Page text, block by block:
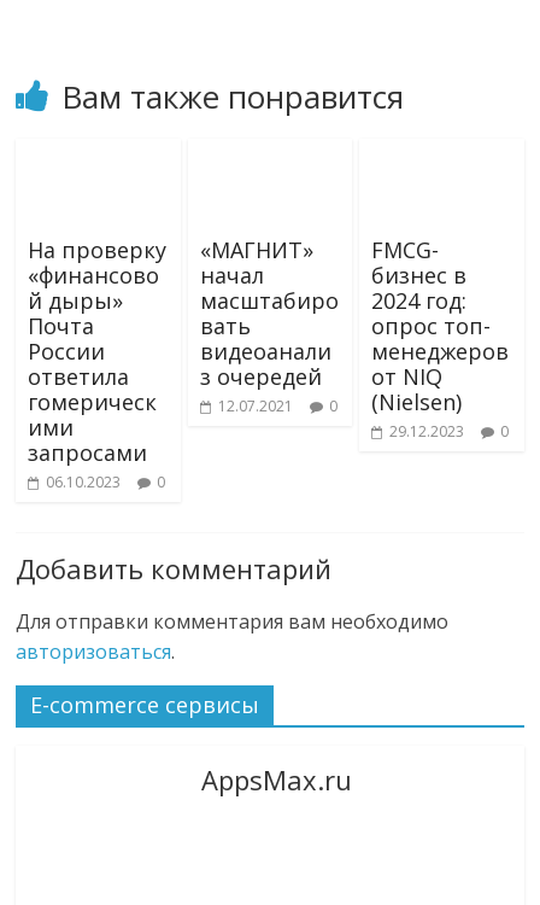
Вам также понравится
На проверку
«финансово
й дыры»
Почта
России
ответила
гомерическ
ими
запросами
06.10.2023 0
«МАГНИТ»
начал
масштабиро
вать
видеоанали
з очередей
12.07.2021 0
FMCG-
бизнес в
2024 год:
опрос топ-
менеджеров
от NIQ
(Nielsen)
29.12.2023 0
Добавить комментарий
Для отправки комментария вам необходимо
авторизоваться.
E-commerce сервисы
AppsMax.ru